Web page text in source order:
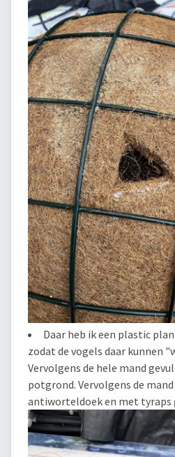
Daar heb ik een plastic
zodat de vogels daar kunnen
Vervolgens de hele mand
potgrond. Vervolgens de
antiworteldoek en met tyraps